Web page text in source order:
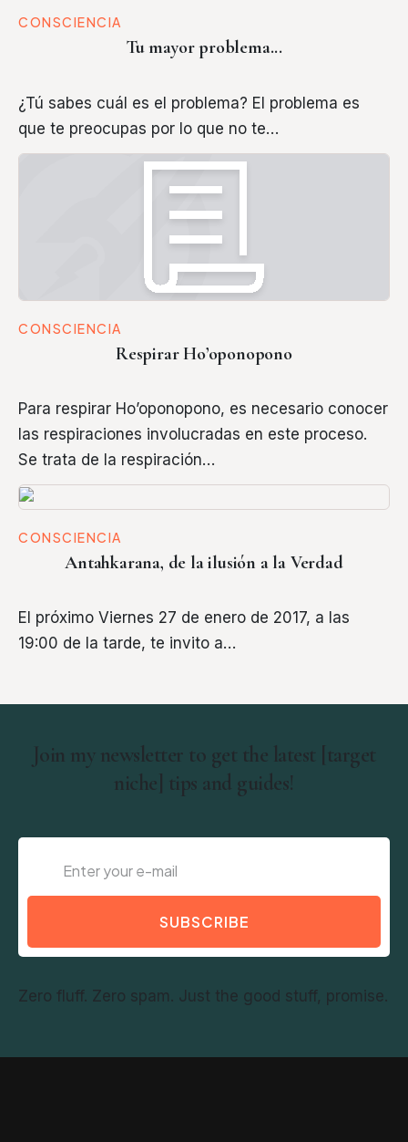
CONSCIENCIA
Tu mayor problema...
¿Tú sabes cuál es el problema? El problema es
que te preocupas por lo que no te…
CONSCIENCIA
Respirar Ho’oponopono
Para respirar Ho’oponopono, es necesario conocer
las respiraciones involucradas en este proceso.
Se trata de la respiración…
CONSCIENCIA
Antahkarana, de la ilusión a la Verdad
El próximo Viernes 27 de enero de 2017, a las
19:00 de la tarde, te invito a…
Join my newsletter to get the latest [target
niche] tips and guides!
SUBSCRIBE
Zero fluff. Zero spam. Just the good stuff, promise.